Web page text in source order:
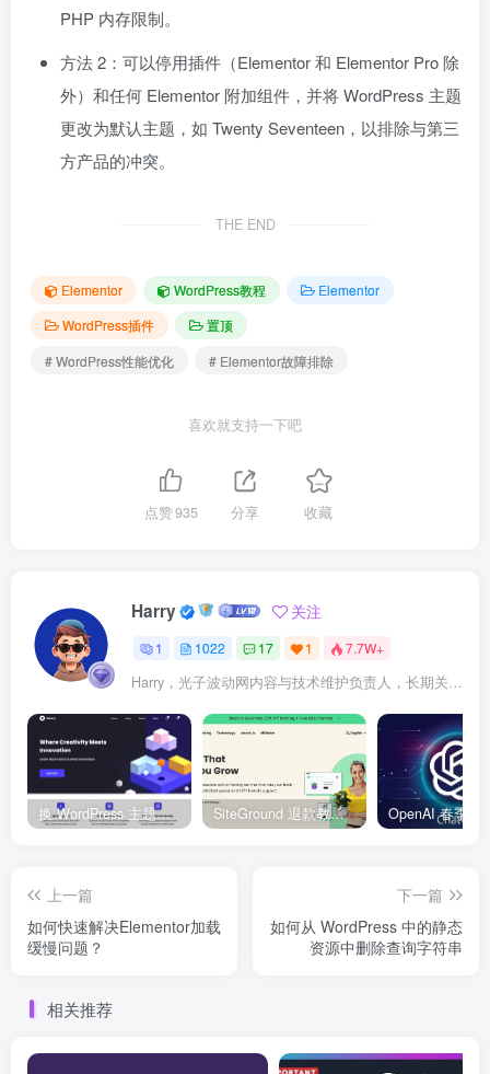
PHP 内存限制。
方法 2：可以停用插件（Elementor 和 Elementor Pro 除
外）和任何 Elementor 附加组件，并将 WordPress 主题
更改为默认主题，如 Twenty Seventeen，以排除与第三
方产品的冲突。
THE END
Elementor WordPress教程
Elementor
WordPress插件
置顶
# WordPress性能优化
# Elementor故障排除
喜欢就支持一下吧
点赞935 分享 收藏
Harry 关注
1 1022 17 1 7.7W+
Harry，光子波动网内容与技术维护负责人，长期关注 WordPress、Elementor、WooCommerce、网站报错修复、性能优化、SEO 内容排期与结构化数据优化。擅长把复杂的网站故障拆成可执行的排查步骤，并持续维护 361sale.com 的 WordPress 实战教程知识库。
换 WordPress 主题前先看这份清单：Kadence、Blocksy Pro 与 WoodMart 的实操配置教程 SiteGround 退款教程：如何获取30天无理由退款服务
上一篇
如何快速解决Elementor加载
缓慢问题？
下一篇
如何从 WordPress 中的静态
资源中删除查询字符串
相关推荐